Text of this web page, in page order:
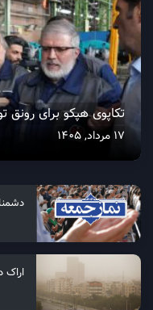
تکاپوی هپکو برای رونق
17 مرداد, 1405
اراک